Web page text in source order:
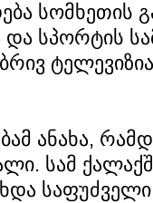
სომხეთის
და სპორტის
ანახა,
სამ